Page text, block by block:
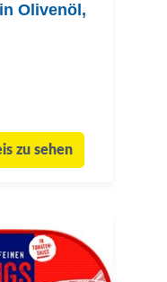
Olivenöl,
zu sehen